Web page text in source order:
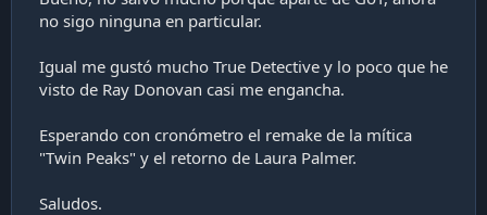
no sigo ninguna en particular.
Igual me gustó mucho True Detective y lo poco que he
visto de Ray Donovan casi me engancha.
Esperando con cronómetro el remake de la mítica
"Twin Peaks" y el retorno de Laura Palmer.
Saludos.